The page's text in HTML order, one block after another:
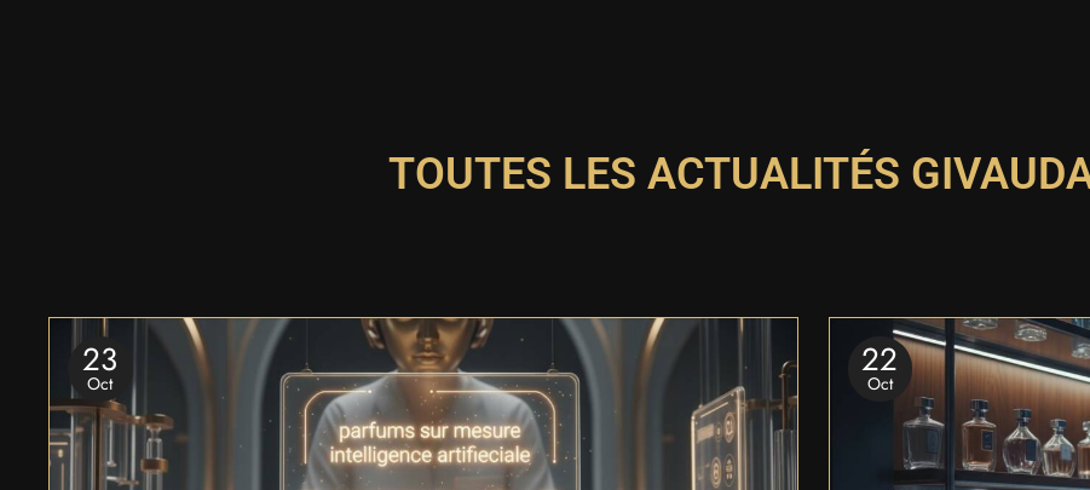
TOUTES LES ACTUALITÉS
23
Oct
22
Oct